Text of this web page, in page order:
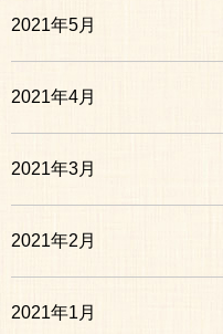
2021年5月
2021年4月
2021年3月
2021年2月
2021年1月